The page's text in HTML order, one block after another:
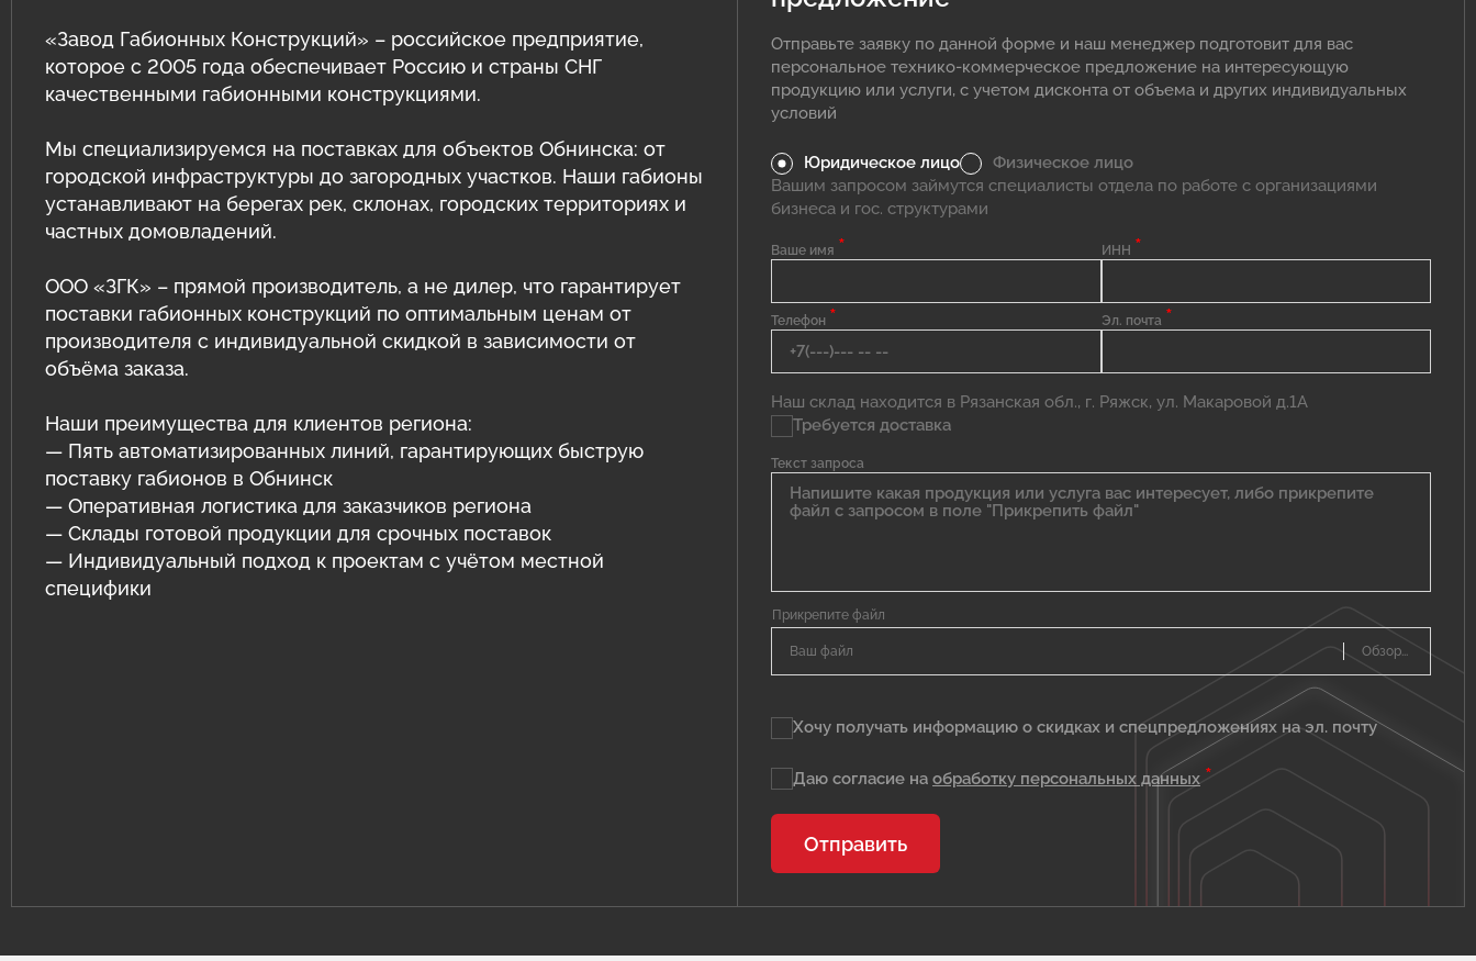
сетки
Сетка двойного кручения для
габионов
Сетка сварная оцинкованная в картах
Геоматы РЕКОН-М
Инструмент и комплектующие для
габионов
Геотехнические расчёты
Программный комплекс GEO5
Эрклёз для габионов
«Завод Габионных Конструкций» – российское предприятие,
которое с 2005 года обеспечивает Россию и страны СНГ
качественными габионными конструкциями.
Мы специализируемся на поставках для объектов Обнинска: от
городской инфраструктуры до загородных участков. Наши габионы
устанавливают на берегах рек, склонах, городских территориях и
частных домовладений.
ООО «ЗГК» – прямой производитель, а не дилер, что гарантирует
поставки габионных конструкций по оптимальным ценам от
производителя с индивидуальной скидкой в зависимости от
объёма заказа.
Наши преимущества для клиентов региона:
— Пять автоматизированных линий, гарантирующих быструю
поставку габионов в Обнинск
— Оперативная логистика для заказчиков региона
— Склады готовой продукции для срочных поставок
— Индивидуальный подход к проектам с учётом местной
специфики
Отправьте заявку по данной форме и наш менеджер подготовит для вас
персональное технико-коммерческое предложение на интересующую
продукцию или услуги, с учетом дисконта от объема и других индивидуальных
условий
Юридическое лицо
Физическое лицо
Вашим запросом займутся специалисты отдела по работе с организациями
бизнеса и гос. структурами
Ваше имя * ИНН *
Телефон * Эл. почта *
Наш склад находится в Рязанская обл., г. Ряжск, ул. Макаровой д.1А
Требуется доставка
Текст запроса
Ваш файл
Хочу получать информацию о скидках и спецпредложениях на эл. почту
Даю согласие на обработку персональных данных *
Отправить